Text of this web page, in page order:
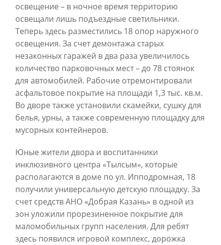
освещение – в ночное время территорию
освещали лишь подъездные светильники.
Теперь здесь разместились 18 опор наружного
освещения. За счет демонтажа старых
незаконных гаражей в два раза увеличилось
количество парковочных мест – до 78 стоянок
для автомобилей. Рабочие отремонтировали
асфальтовое покрытие на площади 1,3 тыс. кв.м.
Во дворе также установили скамейки, сушку для
белья, урны, а также современную площадку для
мусорных контейнеров.
Юные жители двора и воспитанники
инклюзивного центра «Тылсым», которые
располагаются в доме по ул. Ипподромная, 18
получили универсальную детскую площадку. За
счет средств АНО «Добрая Казань» в одной из
зон уложили прорезиненное покрытие для
маломобильных групп населения. Для ребят
здесь появился игровой комплекс, дорожка